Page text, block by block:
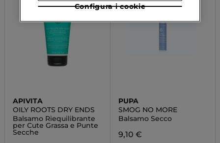
APIVITA
OILY ROOTS DRY ENDS
Balsamo Riequilibrante
per Cute Grassa e Punte
Secche
PUPA
SMOG NO MORE
Balsamo Secco
9,10 €
Configura i cookie